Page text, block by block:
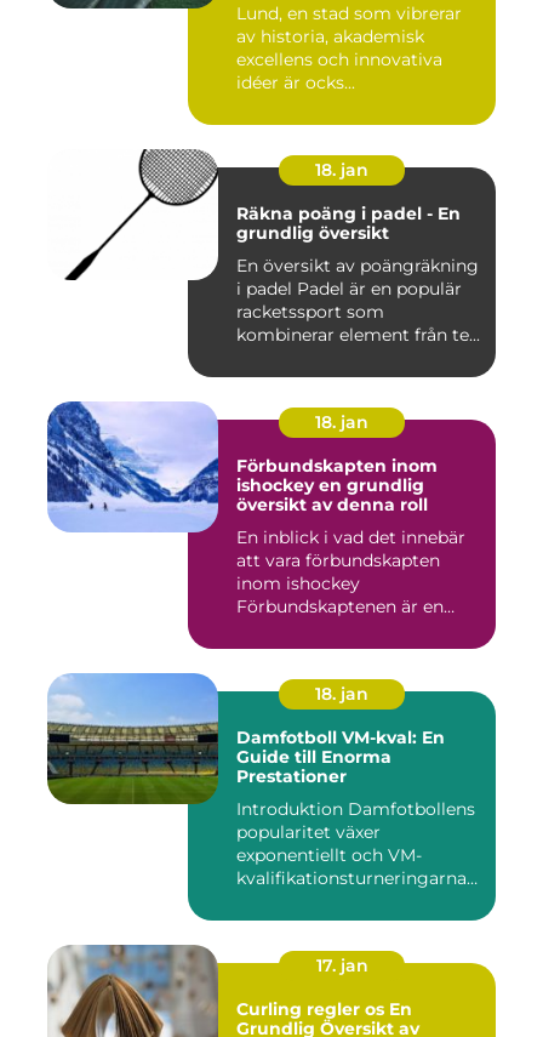
Lund, en stad som vibrerar
av historia, akademisk
excellens och innovativa
idéer är ocks...
18. jan
Räkna poäng i padel - En
grundlig översikt
En översikt av poängräkning
i padel Padel är en populär
racketssport som
kombinerar element från te...
18. jan
Förbundskapten inom
ishockey en grundlig
översikt av denna roll
En inblick i vad det innebär
att vara förbundskapten
inom ishockey
Förbundskaptenen är en
18. jan
Damfotboll VM-kval: En
Guide till Enorma
Prestationer
Introduktion Damfotbollens
popularitet växer
exponentiellt och VM-
kvalifikationsturneringarna
17. jan
Curling regler os En
Grundlig Översikt av